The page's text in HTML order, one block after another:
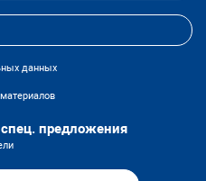
данных
предложения